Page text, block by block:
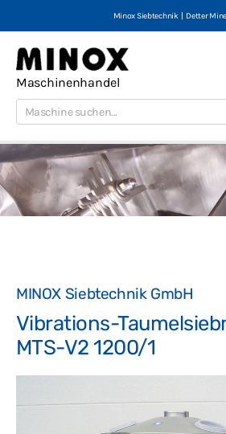
Minox Siebtechnik| Detter
Maschinenhandel
MINOX Siebtechnik GmbH
Vibrations-
MTS-V2 1200/1
Minox Maschinen
Maschinen neu &
Maschinenmarktplatz
Portfolio
Kontakt
Impressum
English
Deutsch